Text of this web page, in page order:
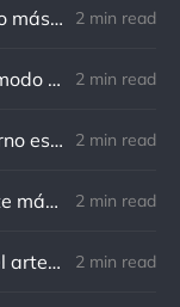
Norman Schwarzkopf: Cuanto más sudes por la paz, menos sangras por la guerra. 2 min read
Marco Aurelio: El verdadero modo de vengarse de un enemigo es no parecérsele. 2 min read
Nietzsche: El camino del infierno está asfaltado de buenas intenciones. 2 min read
Platón: El comienzo es la parte más importante del trabajo 2 min read
Claridad Mental: Escribir es el arte de calmar y despejar la mente. 2 min read